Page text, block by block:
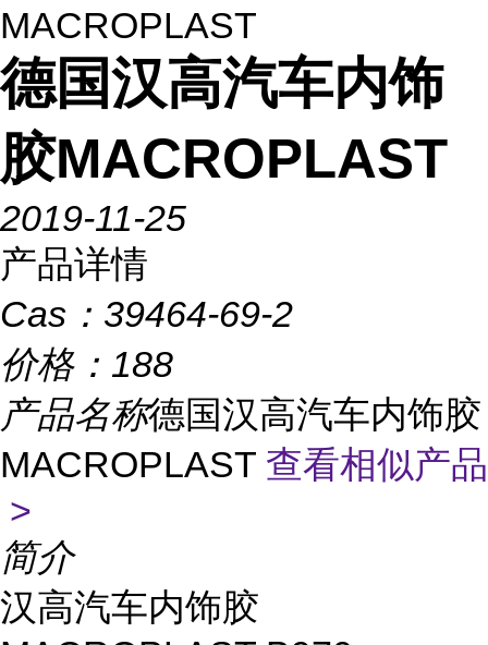
MACROPLAST
德国汉高汽车内饰
胶MACROPLAST
2019-11-25
产品详情
Cas： 39464-69-2
价格： 188
产品名称德国汉高汽车内饰胶
MACROPLAST 查看相似产品
>
简介
汉高汽车内饰胶